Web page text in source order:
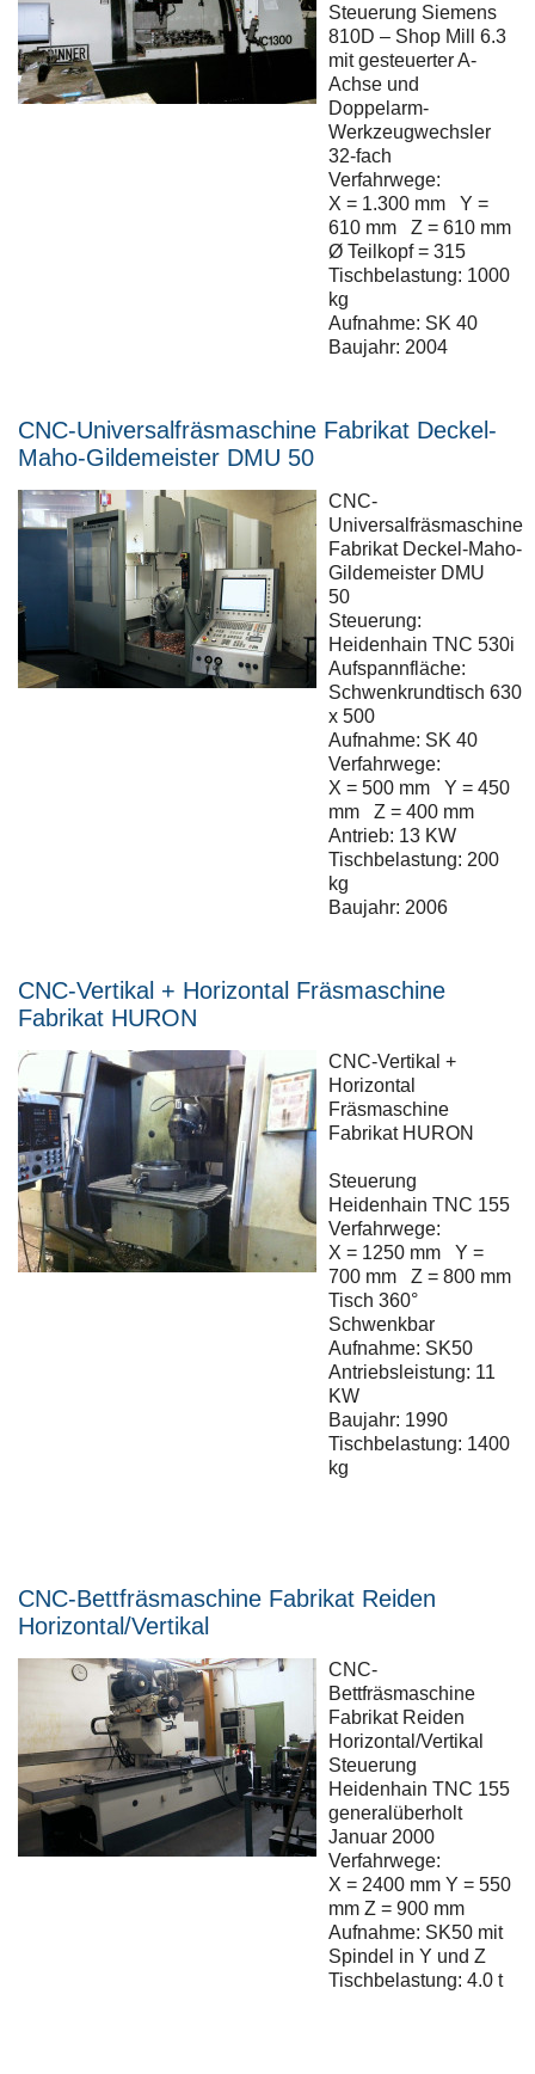
Steuerung Siemens
810D – Shop Mill 6.3
mit gesteuerter A-
Achse und
Doppelarm-
Werkzeugwechsler
32-fach
Verfahrwege:
X = 1.300 mm Y =
610 mm Z = 610 mm
Ø Teilkopf = 315
Tischbelastung: 1000
kg
Aufnahme: SK 40
Baujahr: 2004
CNC-Universalfräsmaschine Fabrikat Deckel-
Maho-Gildemeister DMU 50
CNC-
Universalfräsmaschine
Fabrikat Deckel-Maho-
Gildemeister DMU
50
Steuerung:
Heidenhain TNC 530i
Aufspannfläche:
Schwenkrundtisch 630
x 500
Aufnahme: SK 40
Verfahrwege:
X = 500 mm Y = 450
mm Z = 400 mm
Antrieb: 13 KW
Tischbelastung: 200
kg
Baujahr: 2006
CNC-Vertikal + Horizontal Fräsmaschine
Fabrikat HURON
CNC-Vertikal +
Horizontal
Fräsmaschine
Fabrikat HURON
Steuerung
Heidenhain TNC 155
Verfahrwege:
X = 1250 mm Y =
700 mm Z = 800 mm
Tisch 360°
Schwenkbar
Aufnahme: SK50
Antriebsleistung: 11
KW
Baujahr: 1990
Tischbelastung: 1400
kg
CNC-Bettfräsmaschine Fabrikat Reiden
Horizontal/Vertikal
CNC-
Bettfräsmaschine
Fabrikat Reiden
Horizontal/Vertikal
Steuerung
Heidenhain TNC 155
generalüberholt
Januar 2000
Verfahrwege:
X = 2400 mm Y = 550
mm Z = 900 mm
Aufnahme: SK50 mit
Spindel in Y und Z
Tischbelastung: 4.0 t